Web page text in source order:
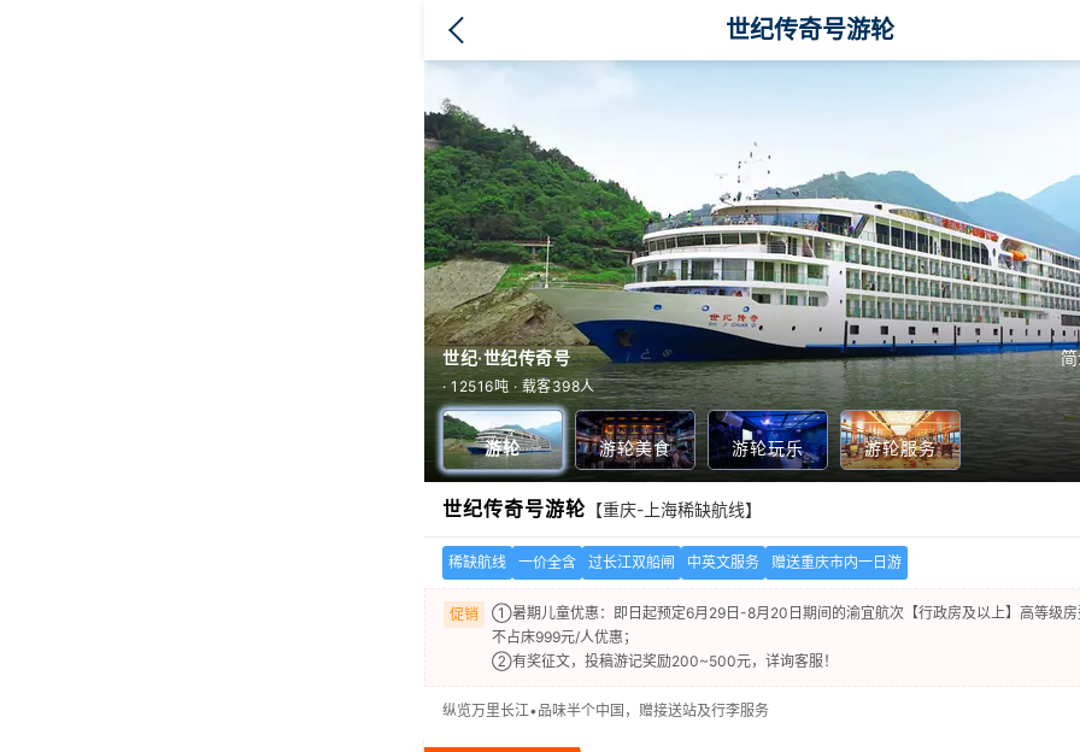
世纪传奇号游轮
世纪·世纪传奇号
· 12516吨 · 载客398人
酒吧
KTV
多功能厅
游轮 游轮美食 游轮玩乐 游轮服务
世纪传奇号游轮 【重庆-上海稀缺航线】
稀缺航线 一价全含 过长江双船闸 中英文服务 赠送重庆市内一日游
促销
①暑期儿童优惠：即日起预定6月29日-8月20日期间的渝宜航次【行政房及以上】高等级房
不占床999元/人优惠；
②有奖征文，投稿游记奖励200~500元，详询客服！
纵览万里长江•品味半个中国，赠接送站及行李服务